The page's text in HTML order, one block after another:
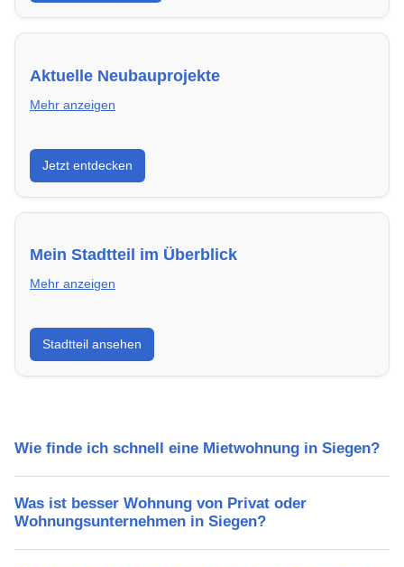
Aktuelle Neubauprojekte
Mehr anzeigen
Entdecke Neubauprojekte in Siegen – modern,
energieeffizient und sofort bezugsfertig.
Jetzt entdecken
Mein Stadtteil im Überblick
Mehr anzeigen
Erfahre mehr über deinen Stadtteil in Siegen:
Lebensqualität, Verkehrsanbindung, Schulen,
Freizeitmöglichkeiten und Mietpreise.
Stadtteil ansehen
Wie finde ich schnell eine Mietwohnung in Siegen?
Was ist besser Wohnung von Privat oder
Wohnungsunternehmen in Siegen?